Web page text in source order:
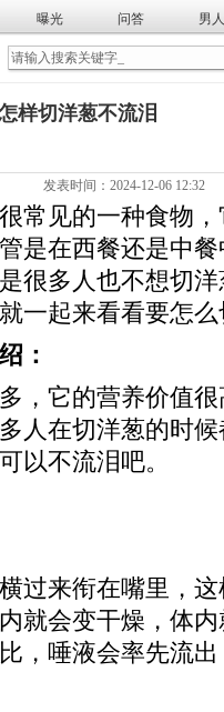
曝光 问答 男人
食谱 营养
样切洋葱不流泪
发表时间：2024-12-06 12:32
见的一种食物，
是在西餐还是中
很多人也不想切
一起来看看要怎
：
它的营养价值很
人在切洋葱的时
以不流泪吧。
来衔在嘴里，这
就会变干燥，体
，唾液会率先流